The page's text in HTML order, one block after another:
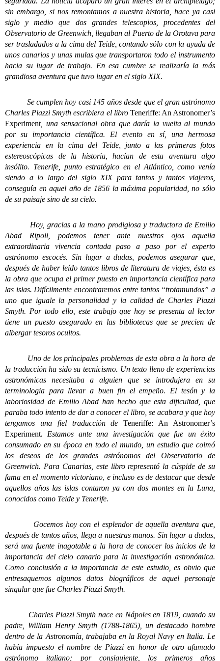
sin embargo, si nos remontamos a nuestra historia, hace ya casi
siglo y medio que dos grandes telescopios, procedentes del
Observatorio de Greenwich, llegaban al Puerto de la Orotava para
ser trasladados a la cima del Teide, contando sólo con la ayuda de
unos canarios y unas mulas que transportaron todo el instrumento
hacia su lugar de trabajo. En esa cumbre se realizaría la más
grandiosa aventura que tuvo lugar en el siglo XIX.
Se cumplen hoy casi 145 años desde que el gran astrónomo
Charles Piazzi Smyth escribiera el libro Teneriffe: An Astronomer’s
Experiment , una sensacional obra que daría la vuelta al mundo
por su importancia científica. El evento en sí, una hermosa
experiencia en la cima del Teide, junto a las primeras fotos
estereoscópicas de la historia, hacían de esta aventura algo
insólito. Tenerife, punto estratégico en el Atlántico, como venía
siendo a lo largo del siglo XIX para tantos y tantos viajeros,
conseguía en aquel año de 1856 la máxima popularidad, no sólo
de su paisaje sino de su cielo.
Hoy, gracias a la mano prodigiosa y traductora de Emilio
Abad Ripoll, podemos tener ante nuestros ojos aquella
extraordinaria vivencia contada paso a paso por el experto
astrónomo escocés. Sin lugar a dudas, podemos asegurar que,
después de haber leído tantos libros de literatura de viajes, ésta es
la obra que ocupa el primer puesto en importancia científica para
las islas. Difícilmente encontraremos entre tantos “trotamundos” a
uno que iguale la personalidad y la calidad de Charles Piazzi
Smyth. Por todo ello, este trabajo que hoy se presenta al lector
tiene un puesto asegurado en las bibliotecas que se precien de
albergar tesoros ocultos.
Uno de los principales problemas de esta obra a la hora de
la traducción ha sido su tecnicismo. Un texto lleno de experiencias
astronómicas necesitaba a alguien que se introdujera en su
terminologia para llevar a buen fin el empeño. El tesón y la
laboriosidad de Emilio Abad han hecho que esta dificultad, que
paraba todo intento de dar a conocer el libro, se acabara y que hoy
tengamos una fiel traducción deTeneriffe: An Astronomer’s
Experiment. Estamos ante una investigación que fue un éxito
consumado en su época en todo el mundo, un estudio que colmó
los deseos de los grandes astrónomos del Observatorio de
Greenwich. Para Canarias, este libro representó la cúspide de su
fama en el momento victoriano, e incluso es de destacar que desde
aquellos años las islas contaron ya con dos montes en la Luna,
conocidos como Teide y Tenerife.
Gocemos hoy con el esplendor de aquella aventura que,
después de tantos años, llega a nuestras manos. Sin lugar a dudas,
será una fuente inagotable a la hora de conocer los inicios de la
importancia del cielo canario para la investigación astronómica.
Como conclusión a la importancia de este estudio, es obvio que
entresaquemos algunos datos biográficos de aquel personaje
singular que fue Charles Piazzi Smyth.
Charles Piazzi Smyth nace en Nápoles en 1819, cuando su
padre, William Henry Smyth (1788-1865), un destacado hombre
dentro de la Astronomía, trabajaba en la Royal Navy en Italia. Le
había impuesto el nombre de Piazzi en honor de otro afamado
astrónomo italiano; por consiguiente, los primeros años